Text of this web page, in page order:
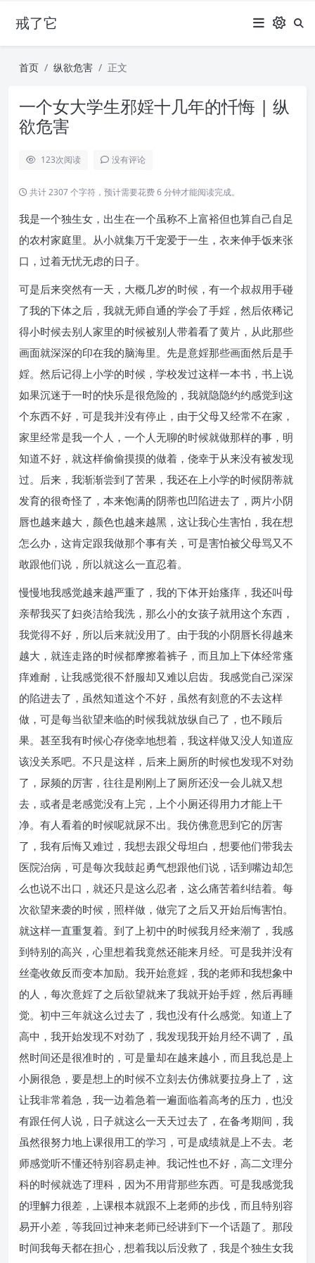
戒了它
首页 纵欲危害 正文
一个女大学生邪婬十几年的忏悔 | 纵
欲危害
123次阅读 没有评论
共计 2307 个字符，预计需要花费 6 分钟才能阅读完成。
我是一个独生女，出生在一个虽称不上富裕但也算自己自足
的农村家庭里。从小就集万千宠爱于一生，衣来伸手饭来张
口，过着无忧无虑的日子。
可是后来突然有一天，大概几岁的时候，有一个叔叔用手碰
了我的下体之后，我就无师自通的学会了手婬，然后依稀记
得小时候去别人家里的时候被别人带着看了黄片，从此那些
画面就深深的印在我的脑海里。先是意婬那些画面然后是手
婬。然后记得上小学的时候，学校发过这样一本书，书上说
如果沉迷于一时的快乐是很危险的，我就隐隐约约感觉到这
个东西不好，可是我并没有停止，由于父母又经常不在家，
家里经常是我一个人，一个人无聊的时候就做那样的事，明
知道不好，就这样偷偷摸摸的做着，侥幸于从来没有被发现
过。后来，我渐渐尝到了苦果，我还在上小学的时候阴蒂就
发育的很奇怪了，本来饱满的阴蒂也凹陷进去了，两片小阴
唇也越来越大，颜色也越来越黑，这让我心生害怕，我在想
怎么办，这肯定跟我做那个事有关，可是害怕被父母骂又不
敢跟他们说，所以就这么一直忍着。
慢慢地我感觉越来越严重了，我的下体开始瘙痒，我还叫母
亲帮我买了妇炎洁给我洗，那么小的女孩子就用这个东西，
我觉得不好，所以后来就没用了。由于我的小阴唇长得越来
越大，就连走路的时候都摩擦着裤子，而且加上下体经常瘙
痒难耐，让我感觉很不舒服却又难以启齿。我感觉自己深深
的陷进去了，虽然知道这个不好，虽然有刻意的不去这样
做，可是每当欲望来临的时候我就放纵自己了，也不顾后
果。甚至我有时候心存侥幸地想着，我这样做又没人知道应
该没关系吧。不只是这样，后来上厕所的时候也发现不对劲
了，尿频的厉害，往往是刚刚上了厕所还没一会儿就又想
去，或者是老感觉没有上完，上个小厕还得用力才能上干
净。有人看着的时候呢就尿不出。我仿佛意思到它的厉害
了，我有后悔又难过，我想去跟父母坦白，想要他们带我去
医院治病，可是每次我鼓起勇气想跟他们说，话到嘴边却怎
么也说不出口，就还只是这么忍者，这么痛苦着纠结着。每
次欲望来袭的时候，照样做，做完了之后又开始后悔害怕。
就这样一直重复着。到了上初中的时候我月经来潮了，我感
到特别的高兴，心里想着我竟然还能来月经。可是我并没有
丝毫收敛反而变本加励。我开始意婬，我的老师和我想象中
的人，每次意婬了之后欲望就来了我就开始手婬，然后再睡
觉。初中三年就这么过去了，我也没有什么感觉。知道上了
高中，我开始发现不对劲了，我发现我开始月经不调了，虽
然时间还是很准时的，可是量却在越来越小，而且我总是上
小厕很急，要是想上的时候不立刻去仿佛就要拉身上了，这
让我非常着急，我一边着急着一遍面临着高考的压力，也没
有跟任何人说，日子就这么一天天过去了，在备考期间，我
虽然很努力地上课很用工的学习，可是成绩就是上不去。老
师感觉听不懂还特别容易走神。我记性也不好，高二文理分
科的时候就选了理科，因为不用背那些东西。可是我感觉我
的理解力很差，上课根本就跟不上老师的步伐，而且特别容
易开小差，等我回过神来老师已经讲到下一个话题了。那段
时间我每天都在担心，想着我以后没救了，我是个独生女我